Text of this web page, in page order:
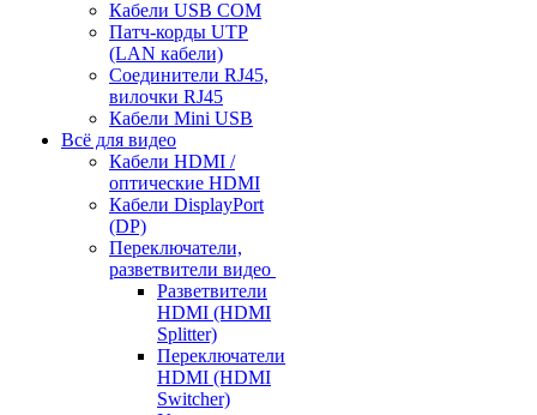
Кабели USB COM
Патч-корды UTP
(LAN кабели)
Соединители RJ45,
вилочки RJ45
Кабели Mini USB
Всё для видео
Кабели HDMI /
оптические HDMI
Кабели DisplayPort
(DP)
Переключатели,
разветвители видео
Разветвители
HDMI (HDMI
Splitter)
Переключатели
HDMI (HDMI
Switcher)